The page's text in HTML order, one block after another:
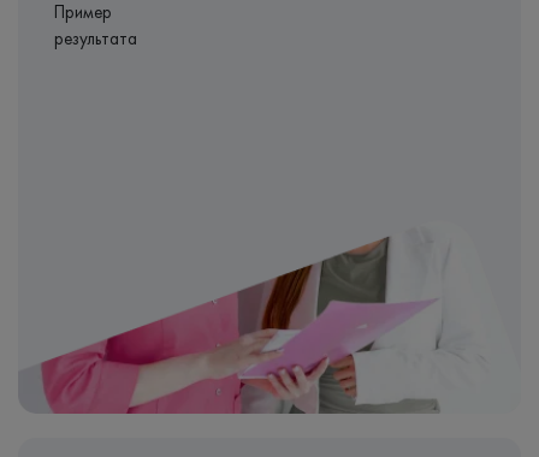
Пример
результата